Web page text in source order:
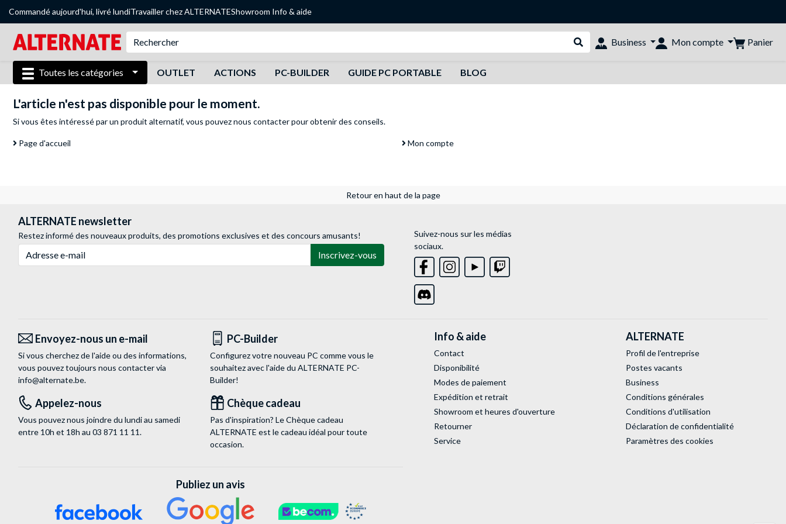
Commandé aujourd'hui, livré lundiTravailler chez ALTERNATEShowroom Info & aide
Rechercher dans le shop
Business Mon compte Panier
Toutes les catégories OUTLET ACTIONS PC-BUILDER GUIDE PC PORTABLE BLOG
L'article n'est pas disponible pour le moment.
Si vous êtes intéressé par un produit alternatif, vous pouveznous contacterpour obtenir des conseils.
Page d'accueil Mon compte
Retour en haut de la page
ALTERNATE newsletter
Restez informé des nouveaux produits, des promotions exclusives et des concours amusants!
Inscrivez-vous
Suivez-nous sur les médias
sociaux.
Envoyez-nous un e-mail
Si vous cherchez de l'aide ou des informations,
vous pouvez toujours nous contacter via
info@alternate.be.
PC-Builder
Configurez votre nouveau PC comme vous le
souhaitez avec l'aide du ALTERNATE PC-
Builder!
Appelez-nous
Vous pouvez nous joindre du lundi au samedi
entre 10h et 18h au 03 871 11 11.
Chèque cadeau
Pas d'inspiration? Le Chèque cadeau
ALTERNATE est le cadeau idéal pour toute
occasion.
Info & aide
Contact
Disponibilité
Modes de paiement
Expédition et retrait
Showroom et heures d'ouverture
Retourner
Service
ALTERNATE
Profil de l'entreprise
Postes vacants
Business
Conditions générales
Conditions d'utilisation
Déclaration de confidentialité
Paramètres des cookies
Publiez un avis